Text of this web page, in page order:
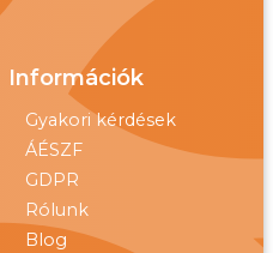
Információk
Gyakori kérdések
ÁÉSZF
GDPR
Rólunk
Blog